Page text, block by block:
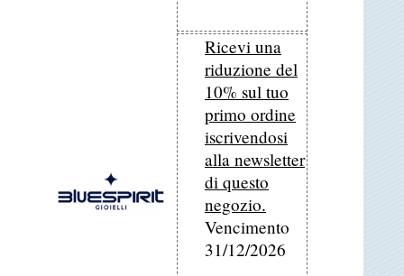
Ricevi una
riduzione del
10% sul tuo
primo ordine
iscrivendosi
alla newsletter
di questo
negozio.
Vencimento
31/12/2026